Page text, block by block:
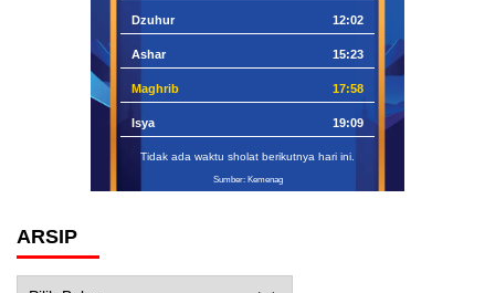
Dzuhur 12:02
Ashar 15:23
Maghrib 17:58
Isya 19:09
Tidak ada waktu sholat berikutnya hari ini.
Sumber: Kemenag
ARSIP